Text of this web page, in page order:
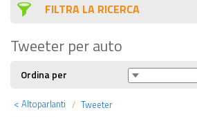
FILTRA LA RICERCA
Tweeter per auto
Ordina per
< Altoparlanti Tweeter